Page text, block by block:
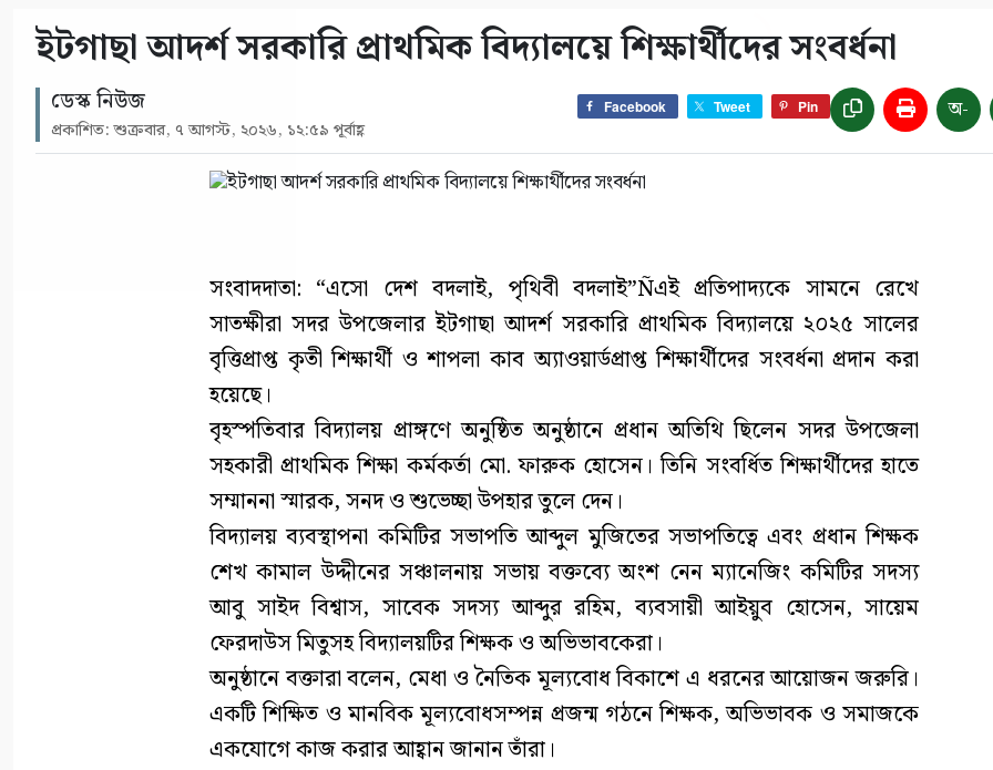
ইটগাছা আদর্শ সরকারি প্রাথমিক বিদ্যালয়ে শিক্ষার্থীদের সংবর্ধনা
ডেস্ক নিউজ
প্রকাশিত: শুক্রবার, ৭ আগস্ট, ২০২৬, ১২:৫৯ পূর্বাহ্ণ
Facebook Tweet Pin অ-
সংবাদদাতা: “এসো দেশ বদলাই, পৃথিবী বদলাই”Ñএই প্রতিপাদ্যকে সামনে রেখে
সাতক্ষীরা সদর উপজেলার ইটগাছা আদর্শ সরকারি প্রাথমিক বিদ্যালয়ে ২০২৫ সালের
বৃত্তিপ্রাপ্ত কৃতী শিক্ষার্থী ও শাপলা কাব অ্যাওয়ার্ডপ্রাপ্ত শিক্ষার্থীদের সংবর্ধনা প্রদান করা
হয়েছে।
বৃহস্পতিবার বিদ্যালয় প্রাঙ্গণে অনুষ্ঠিত অনুষ্ঠানে প্রধান অতিথি ছিলেন সদর উপজেলা
সহকারী প্রাথমিক শিক্ষা কর্মকর্তা মো. ফারুক হোসেন। তিনি সংবর্ধিত শিক্ষার্থীদের হাতে
সম্মাননা স্মারক, সনদ ও শুভেচ্ছা উপহার তুলে দেন।
বিদ্যালয় ব্যবস্থাপনা কমিটির সভাপতি আব্দুল মুজিতের সভাপতিত্বে এবং প্রধান শিক্ষক
শেখ কামাল উদ্দীনের সঞ্চালনায় সভায় বক্তব্যে অংশ নেন ম্যানেজিং কমিটির সদস্য
আবু সাইদ বিশ্বাস, সাবেক সদস্য আব্দুর রহিম, ব্যবসায়ী আইয়ুব হোসেন, সায়েম
ফেরদাউস মিতুসহ বিদ্যালয়টির শিক্ষক ও অভিভাবকেরা।
অনুষ্ঠানে বক্তারা বলেন, মেধা ও নৈতিক মূল্যবোধ বিকাশে এ ধরনের আয়োজন জরুরি।
একটি শিক্ষিত ও মানবিক মূল্যবোধসম্পন্ন প্রজন্ম গঠনে শিক্ষক, অভিভাবক ও সমাজকে
একযোগে কাজ করার আহ্বান জানান তাঁরা।